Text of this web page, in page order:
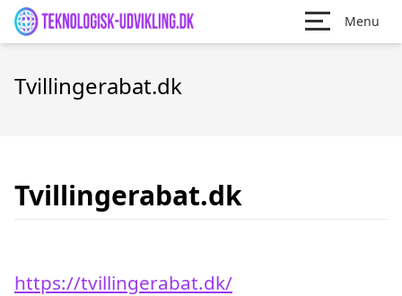
Menu
Tvillingerabat.dk
Tvillingerabat.dk
https://tvillingerabat.dk/